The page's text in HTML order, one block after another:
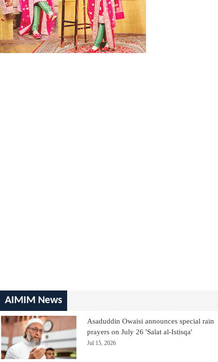
AIMIM News
Asaduddin Owaisi announces special rain
prayers on July 26 'Salat al-Istisqa'
Jul 15, 2026